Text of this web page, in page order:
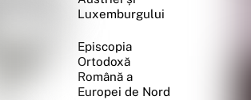
Luxemburgului
Episcopia
Ortodoxă
Română a
Europei de Nord